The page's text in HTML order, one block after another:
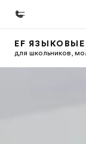
Главная
EF
для школьников,